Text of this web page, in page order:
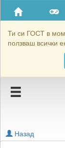
Ти си ГОСТ в
ползваш всички
Приятели
Хронология
Подаръците
Картичките
Блокирай
Назад